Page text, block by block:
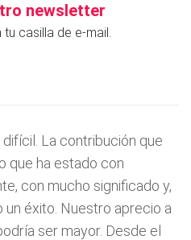
newsletter
casilla de e-mail.
La contribución que
que ha estado con
con mucho significado y,
un éxito. Nuestro aprecio a
ser mayor. Desde el